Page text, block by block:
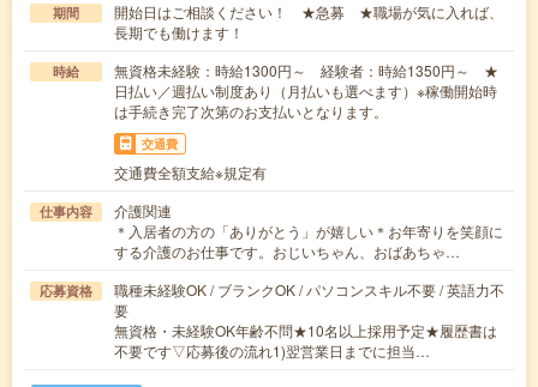
期間
開始日はご相談ください！ ★急募 ★職場が気に入れば、
長期でも働けます！
時給
無資格未経験：時給1300円～ 経験者：時給1350円～ ★
日払い／週払い制度あり（月払いも選べます）※稼働開始時
は手続き完了次第のお支払いとなります。
交通費
交通費全額支給※規定有
仕事内容
介護関連
＊入居者の方の「ありがとう」が嬉しい＊お年寄りを笑顔に
する介護のお仕事です。おじいちゃん、おばあちゃ…
応募資格
職種未経験OK / ブランクOK / パソコンスキル不要 / 英語力不
要
無資格・未経験OK年齢不問★10名以上採用予定★履歴書は
不要です▽応募後の流れ1)翌営業日までに担当…